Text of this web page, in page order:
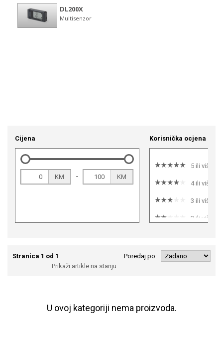
Cijena
KM - KM
Korisnička ocjena
5 ili više
4 ili više
3 ili više
2 ili više
Stranica 1 od 1
Poredaj po:
Prikaži artikle na stanju
U ovoj kategoriji nema proizvoda.